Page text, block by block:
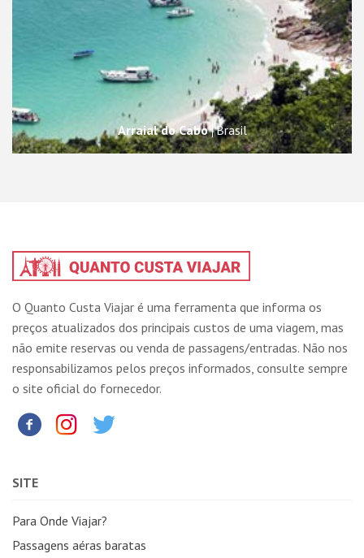
Arraial do Cabo Brasil
O Quanto Custa Viajar é uma ferramenta que informa os
preços atualizados dos principais custos de uma viagem, mas
não emite reservas ou venda de passagens/entradas. Não nos
responsabilizamos pelos preços informados, consulte sempre
o site oficial do fornecedor.
SITE
Para Onde Viajar?
Passagens aéras baratas